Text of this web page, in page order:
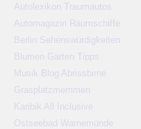
Autolexikon Traumautos
Automagazin Raumschiffe
Berlin Sehenswürdigkeiten
Blumen Garten Tipps
Musik Blog Abrissbirne
Grasplatzmemmen
Karibik All Inclusive
Ostseebad Warnemünde